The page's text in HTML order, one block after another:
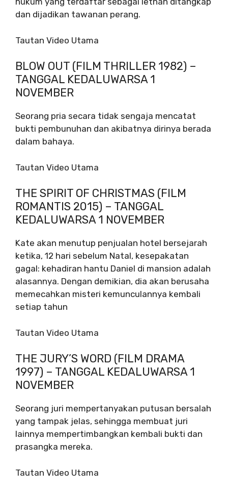
dan dijadikan tawanan perang.
Tautan Video Utama
BLOW OUT (FILM THRILLER 1982) –
TANGGAL KEDALUWARSA 1
NOVEMBER
Seorang pria secara tidak sengaja mencatat
bukti pembunuhan dan akibatnya dirinya berada
dalam bahaya.
Tautan Video Utama
THE SPIRIT OF CHRISTMAS (FILM
ROMANTIS 2015) – TANGGAL
KEDALUWARSA 1 NOVEMBER
Kate akan menutup penjualan hotel bersejarah
ketika, 12 hari sebelum Natal, kesepakatan
gagal: kehadiran hantu Daniel di mansion adalah
alasannya. Dengan demikian, dia akan berusaha
memecahkan misteri kemunculannya kembali
setiap tahun
Tautan Video Utama
THE JURY’S WORD (FILM DRAMA
1997) – TANGGAL KEDALUWARSA 1
NOVEMBER
Seorang juri mempertanyakan putusan bersalah
yang tampak jelas, sehingga membuat juri
lainnya mempertimbangkan kembali bukti dan
prasangka mereka.
Tautan Video Utama